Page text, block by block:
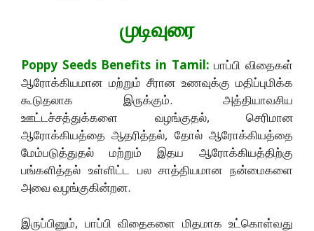
முடிவுரை
Poppy Seeds Benefits in Tamil: பாப்பி விதைகள்
ஆரோக்கியமான மற்றும் சீரான உணவுக்கு மதிப்புமிக்க
கூடுதலாக இருக்கும். அத்தியாவசிய
ஊட்டச்சத்துக்களை வழங்குதல், செரிமான
ஆரோக்கியத்தை ஆதரித்தல், தோல் ஆரோக்கியத்தை
மேம்படுத்துதல் மற்றும் இதய ஆரோக்கியத்திற்கு
பங்களித்தல் உள்ளிட்ட பல சாத்தியமான நன்மைகளை
அவை வழங்குகின்றன.
இருப்பினும், பாப்பி விதைகளை மிதமாக உட்கொள்வது